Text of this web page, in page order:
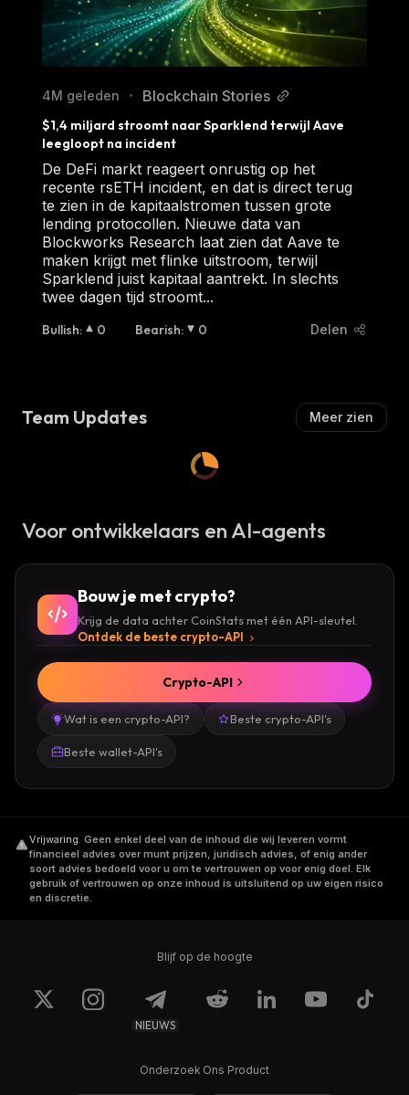
4M geleden • Blockchain Stories
$1,4 miljard stroomt naar Sparklend terwijl Aave
leegloopt na incident
De DeFi markt reageert onrustig op het
recente rsETH incident, en dat is direct terug
te zien in de kapitaalstromen tussen grote
lending protocollen. Nieuwe data van
Blockworks Research laat zien dat Aave te
maken krijgt met flinke uitstroom, terwijl
Sparklend juist kapitaal aantrekt. In slechts
twee dagen tijd stroomt...
Bullish: 0 Bearish: 0 Delen
Team Updates Meer zien
Voor ontwikkelaars en AI-agents
Bouw je met crypto?
Krijg de data achter CoinStats met één API-sleutel.
Ontdek de beste crypto-API
Wat is een crypto-API? Beste crypto-API's
Beste wallet-API's
Crypto-API
Vrijwaring. Geen enkel deel van de inhoud die wij leveren vormt
financieel advies over munt prijzen, juridisch advies, of enig ander
soort advies bedoeld voor u om te vertrouwen op voor enig doel. Elk
gebruik of vertrouwen op onze inhoud is uitsluitend op uw eigen risico
en discretie.
Blijf op de hoogte
NIEUWS
Onderzoek Ons Product